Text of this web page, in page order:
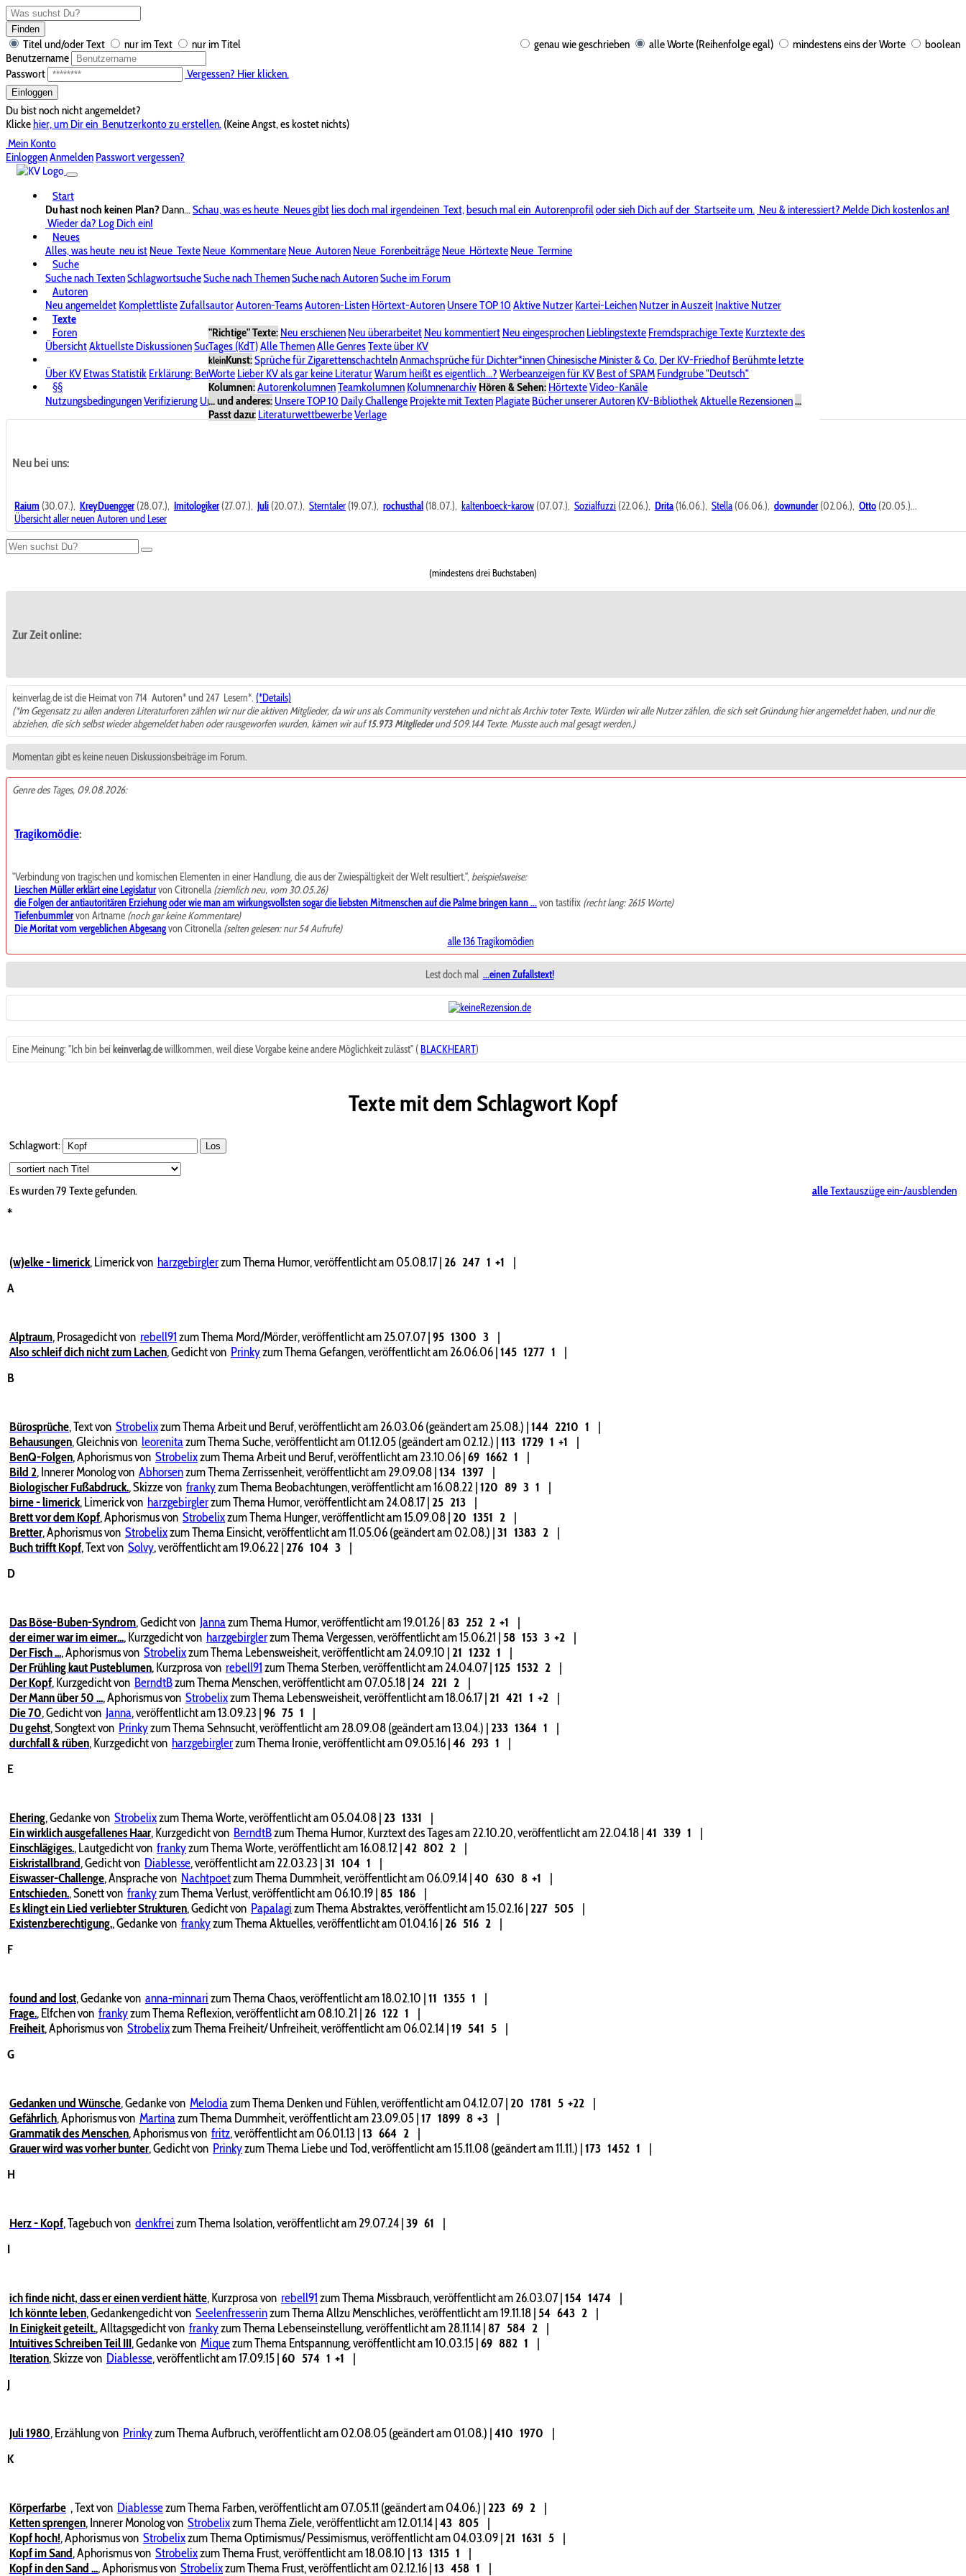
Finden
genau wie geschrieben alle Worte (Reihenfolge egal) mindestens eins der Worte boolean
Titel und/oder Text nur im Text
nur im Titel
Benutzername
Passwort
Vergessen? Hier klicken.
Einloggen
Du bist noch nicht angemeldet?
Klickehier, um Dir ein Benutzerkonto zu erstellen. (Keine Angst, es kostet nichts)
Mein Konto
EinloggenAnmelden Passwort vergessen?
Start
Du hast noch keinen Plan? Dann...Schau, was es heute Neues gibtlies doch mal irgendeinen Text,besuch mal ein Autorenprofiloder sieh Dich auf der Startseite um. Neu & interessiert? Melde Dich kostenlos an!
Wieder da? Log Dich ein!
Neues
Alles, was heute neu ist Neue Texte Neue Kommentare Neue Autoren Neue Forenbeiträge Neue Hörtexte Neue Termine
Suche
Suche nach TextenSchlagwortsucheSuche nach ThemenSuche nach AutorenSuche im Forum
Autoren
Neu angemeldet KomplettlisteZufallsautorAutoren-TeamsAutoren-Listen Hörtext-Autoren Unsere TOP 10 Aktive Nutzer Kartei-Leichen Nutzer in Auszeit Inaktive Nutzer
Texte
"Richtige" Texte: Neu erschienen Neu überarbeitet Neu kommentiert Neu eingesprochen Lieblingstexte Fremdsprachige Texte Kurztexte des
Tages (KdT)Alle ThemenAlle GenresTexte über KV
kleinKunst:Sprüche für ZigarettenschachtelnAnmachsprüche für Dichter*innenChinesische Minister & Co. Der KV-Friedhof Berühmte letzte
Worte Lieber KV als gar keine LiteraturWarum heißt es eigentlich...? Werbeanzeigen für KV Best of SPAM Fundgrube "Deutsch"
Kolumnen:AutorenkolumnenTeamkolumnen Kolumnenarchiv Hören & Sehen: HörtexteVideo-Kanäle
... und anderes: Unsere TOP 10 Daily Challenge Projekte mit Texten Plagiate Bücher unserer Autoren KV-BibliothekAktuelle Rezensionen...
Passt dazu: LiteraturwettbewerbeVerlage
Foren
ÜbersichtAktuellste DiskussionenSuche im ForumBereich "KV-Board"Bereich "Literatur & Schreiberei"
Über KV Etwas Statistik Erklärung: BenutzersymboleSpende für KV Unsere SpenderlisteAlle Wege führen zu KVPasswort vergessen?
§§
NutzungsbedingungenVerifizierung UrheberrechtAvatare & BilderStalkingDatenschutzerklärungImpressum
Neu bei uns:
Raium (30.07.), KreyDuengger(28.07.), Imitologiker(27.07.), Juli (20.07.), Sterntaler (19.07.), rochusthal (18.07.), kaltenboeck-karow (07.07.), Sozialfuzzi (22.06.), Drita (16.06.), Stella (06.06.), downunder(02.06.), Otto (20.05.)...
Übersicht aller neuen Autoren und Leser
(mindestens drei Buchstaben)
Zur Zeit online:
keinverlag.de ist die Heimat von 714 Autoren* und 247 Lesern*. (*Details)
(*Im Gegensatz zu allen anderen Literaturforen zählen wir nur die aktiven Mitglieder, da wir uns als Community verstehen und nicht als Archiv toter Texte. Würden wir alle Nutzer zählen, die sich seit Gründung hier angemeldet haben, und nur die
abziehen, die sich selbst wieder abgemeldet haben oder rausgeworfen wurden, kämen wir auf15.973 Mitgliederund 509.144 Texte. Musste auch mal gesagt werden.)
Momentan gibt es keine neuen Diskussionsbeiträge im Forum.
Genre des Tages, 09.08.2026:
Tragikomödie:
"Verbindung von tragischen und komischen Elementen in einer Handlung, die aus der Zwiespältigkeit der Welt resultiert.",beispielsweise:
Lieschen Müller erklärt eine Legislaturvon Citronella (ziemlich neu, vom 30.05.26)
die Folgen der antiautoritären Erziehung oder wie man am wirkungsvollsten sogar die liebsten Mitmenschen auf die Palme bringen kann ...von tastifix (recht lang: 2615 Worte)
Tiefenbummlervon Artname (noch gar keine Kommentare)
Die Moritat vom vergeblichen Abgesangvon Citronella (selten gelesen: nur 54 Aufrufe)
alle 136 Tragikomödien
Lest doch mal ...einen Zufallstext!
Eine Meinung: "Ich bin bei keinverlag.dewillkommen, weil diese Vorgabe keine andere Möglichkeit zulässt" ( BLACKHEART)
Texte mit dem Schlagwort Kopf
Schlagwort: Los
Es wurden 79 Texte gefunden. alleTextauszüge ein-/ausblenden
*
(w)elke - limerick,Limerick von harzgebirglerzum Thema Humor, veröffentlicht am 05.08.17| 26 247 1 +1
|
A
Alptraum,Prosagedicht von rebell91zum Thema Mord/Mörder, veröffentlicht am 25.07.07|95 1300 3
|
Also schleif dich nicht zum Lachen,Gedicht von Prinkyzum Thema Gefangen, veröffentlicht am 26.06.06|145 1277 1
|
B
Bürosprüche,Text von Strobelixzum Thema Arbeit und Beruf, veröffentlicht am 26.03.06 (geändert am 25.08.) |144 2210 1
|
Behausungen,Gleichnis von leorenitazum Thema Suche, veröffentlicht am 01.12.05 (geändert am 02.12.) |113 1729 1 +1
|
BenQ-Folgen,Aphorismus von Strobelixzum Thema Arbeit und Beruf, veröffentlicht am 23.10.06|69 1662 1
|
Bild 2,Innerer Monolog von Abhorsenzum Thema Zerrissenheit, veröffentlicht am 29.09.08|134 1397
|
Biologischer Fußabdruck.,Skizze von frankyzum Thema Beobachtungen, veröffentlicht am 16.08.22 |120 89 3 1
|
birne - limerick,Limerick von harzgebirglerzum Thema Humor, veröffentlicht am 24.08.17| 25 213
|
Brett vor dem Kopf,Aphorismus von Strobelixzum Thema Hunger, veröffentlicht am 15.09.08| 20 1351 2
|
Bretter,Aphorismus von Strobelixzum Thema Einsicht, veröffentlicht am 11.05.06 (geändert am 02.08.) |31 1383 2
|
Buch trifft Kopf,Text von Solvy, veröffentlicht am 19.06.22 | 276 104 3
|
D
Das Böse-Buben-Syndrom,Gedicht von Jannazum Thema Humor, veröffentlicht am 19.01.26|83 252 2 +1
|
der eimer war im eimer...,Kurzgedicht von harzgebirglerzum Thema Vergessen, veröffentlicht am 15.06.21 | 58 153 3 +2
|
Der Fisch ...,Aphorismus von Strobelixzum Thema Lebensweisheit, veröffentlicht am 24.09.10 | 21 1232 1
|
Der Frühling kaut Pusteblumen,Kurzprosa von rebell91zum Thema Sterben, veröffentlicht am 24.04.07|125 1532 2
|
Der Kopf,Kurzgedicht von BerndtBzum Thema Menschen, veröffentlicht am 07.05.18| 24 221 2
|
Der Mann über 50 ...,Aphorismus von Strobelixzum Thema Lebensweisheit, veröffentlicht am 18.06.17| 21 421 1 +2
|
Die 70,Gedicht von Janna, veröffentlicht am 13.09.23 |96 75 1
|
Du gehst,Songtext von Prinkyzum Thema Sehnsucht, veröffentlicht am 28.09.08 (geändert am 13.04.) | 233 1364 1
|
durchfall & rüben,Kurzgedicht von harzgebirglerzum Thema Ironie, veröffentlicht am 09.05.16|46 293 1
|
E
Ehering,Gedanke von Strobelixzum Thema Worte, veröffentlicht am 05.04.08| 23 1331
|
Ein wirklich ausgefallenes Haar,Kurzgedicht von BerndtBzum Thema Humor, Kurztext des Tages am 22.10.20, veröffentlicht am 22.04.18|41 339 1
|
Einschlägiges.,Lautgedicht von frankyzum Thema Worte, veröffentlicht am 16.08.12 |42 802 2
|
Eiskristallbrand,Gedicht von Diablesse, veröffentlicht am 22.03.23 |31 104 1
|
Eiswasser-Challenge,Ansprache von Nachtpoetzum Thema Dummheit, veröffentlicht am 06.09.14|40 630 8 +1
|
Entschieden.,Sonett von frankyzum Thema Verlust, veröffentlicht am 06.10.19|85 186
|
Es klingt ein Lied verliebter Strukturen,Gedicht von Papalagizum Thema Abstraktes, veröffentlicht am 15.02.16| 227 505
|
Existenzberechtigung.,Gedanke von frankyzum Thema Aktuelles, veröffentlicht am 01.04.16| 26 516 2
|
F
found and lost,Gedanke von anna-minnarizum Thema Chaos, veröffentlicht am 18.02.10 |11 1355 1
|
Frage.,Elfchen von frankyzum Thema Reflexion, veröffentlicht am 08.10.21 | 26 122 1
|
Freiheit,Aphorismus von Strobelixzum Thema Freiheit/ Unfreiheit, veröffentlicht am 06.02.14|19 541 5
|
G
Gedanken und Wünsche,Gedanke von Melodiazum Thema Denken und Fühlen, veröffentlicht am 04.12.07| 20 1781 5 +22
|
Gefährlich,Aphorismus von Martinazum Thema Dummheit, veröffentlicht am 23.09.05|17 1899 8 +3
|
Grammatik des Menschen,Aphorismus von fritz, veröffentlicht am 06.01.13 |13 664 2
|
Grauer wird was vorher bunter,Gedicht von Prinkyzum Thema Liebe und Tod, veröffentlicht am 15.11.08 (geändert am 11.11.) |173 1452 1
|
H
Herz - Kopf,Tagebuch von denkfreizum Thema Isolation, veröffentlicht am 29.07.24|39 61
|
I
ich finde nicht, dass er einen verdient hätte,Kurzprosa von rebell91zum Thema Missbrauch, veröffentlicht am 26.03.07|154 1474
|
Ich könnte leben,Gedankengedicht von Seelenfresserinzum Thema Allzu Menschliches, veröffentlicht am 19.11.18| 54 643 2
|
In Einigkeit geteilt.,Alltagsgedicht von frankyzum Thema Lebenseinstellung, veröffentlicht am 28.11.14|87 584 2
|
Intuitives Schreiben Teil III,Gedanke von Miquezum Thema Entspannung, veröffentlicht am 10.03.15|69 882 1
|
Iteration,Skizze von Diablesse, veröffentlicht am 17.09.15|60 574 1 +1
|
J
Juli 1980,Erzählung von Prinkyzum Thema Aufbruch, veröffentlicht am 02.08.05 (geändert am 01.08.) |410 1970
|
K
Körperfarbe ,Text von Diablessezum Thema Farben, veröffentlicht am 07.05.11 (geändert am 04.06.) | 223 69 2
|
Ketten sprengen,Innerer Monolog von Strobelixzum Thema Ziele, veröffentlicht am 12.01.14|43 805
|
Kopf hoch!,Aphorismus von Strobelixzum Thema Optimismus/ Pessimismus, veröffentlicht am 04.03.09| 21 1631 5
|
Kopf im Sand,Aphorismus von Strobelixzum Thema Frust, veröffentlicht am 18.08.10 |13 1315 1
|
Kopf in den Sand ...,Aphorismus von Strobelixzum Thema Frust, veröffentlicht am 02.12.16|13 458 1
|